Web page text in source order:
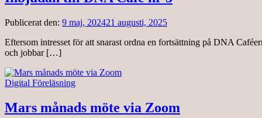
Publicerat den: 9 maj, 202421 augusti, 2025
Eftersom intresset för att snarast ordna en fortsättning på DNA
och jobbar […]
Digital Föreläsning
Mars månads möte via Zoom